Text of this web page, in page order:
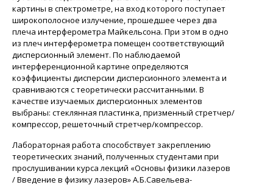
картины в спектрометре, на вход которого поступает
широкополосное излучение, прошедшее через два
плеча интерферометра Майкельсона. При этом в одно
из плеч интерферометра помещен соответствующий
дисперсионный элемент. По наблюдаемой
интерференционной картине определяются
коэффициенты дисперсии дисперсионного элемента и
сравниваются с теоретически рассчитанными. В
качестве изучаемых дисперсионных элементов
выбраны: стеклянная пластинка, призменный стретчер/
компрессор, решеточный стретчер/компрессор.
Лабораторная работа способствует закреплению
теоретических знаний, полученных студентами при
прослушивании курса лекций «Основы физики лазеров
/ Введение в физику лазеров»А.Б.Савельева-